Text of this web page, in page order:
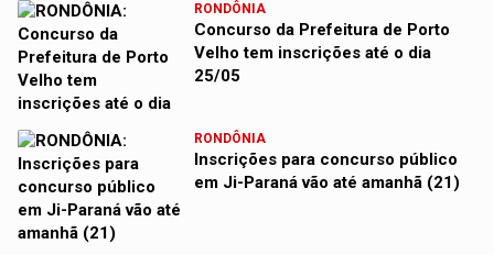
RONDÔNIA
Concurso da Prefeitura de Porto
Velho tem inscrições até o dia
25/05
RONDÔNIA
Inscrições para concurso público
em Ji-Paraná vão até amanhã (21)